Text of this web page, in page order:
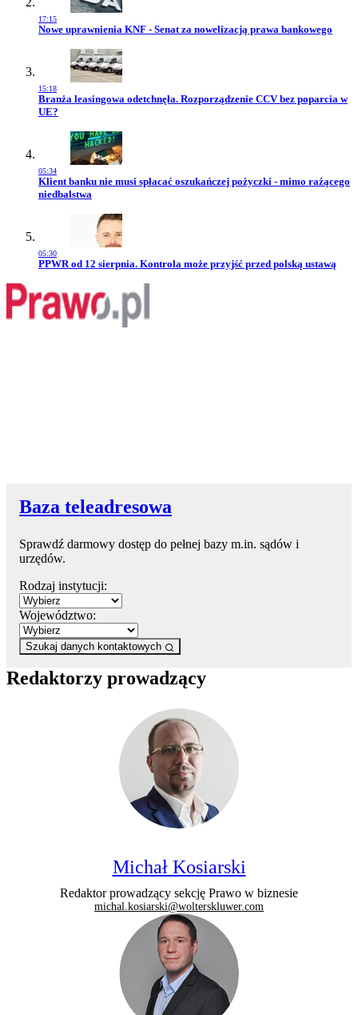
17:15
Przejdź do artykułu:
Nowe uprawnienia KNF - Senat za nowelizacją prawa bankowego
15:18
Przejdź do artykułu:
Branża leasingowa odetchnęła. Rozporządzenie CCV bez poparcia w
UE?
05:34
Przejdź do artykułu:
Klient banku nie musi spłacać oszukańczej pożyczki - mimo rażącego
niedbalstwa
05:30
Przejdź do artykułu:
PPWR od 12 sierpnia. Kontrola może przyjść przed polską ustawą
Baza teleadresowa
Sprawdź darmowy dostęp do pełnej bazy m.in. sądów i
urzędów.
Rodzaj instytucji:
Województwo:
Szukaj danych kontaktowych
Redaktorzy prowadzący
Michał Kosiarski
Redaktor prowadzący sekcję Prawo w biznesie
michal.kosiarski@wolterskluwer.com